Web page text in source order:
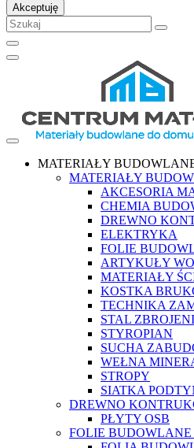
Akceptuję
MATERIAŁY
MATERIAŁY
AKCESORIA
CHEMIA
DREWNO
ELEKTRYKA
FOLIE
ARTYKUŁY
MATERIAŁY
KOSTKA
TECHNIKA
STAL
STYROPIAN
SUCHA
WEŁNA
STROPY
SIATKA
DREWNO
PŁYTY OSB
FOLIE